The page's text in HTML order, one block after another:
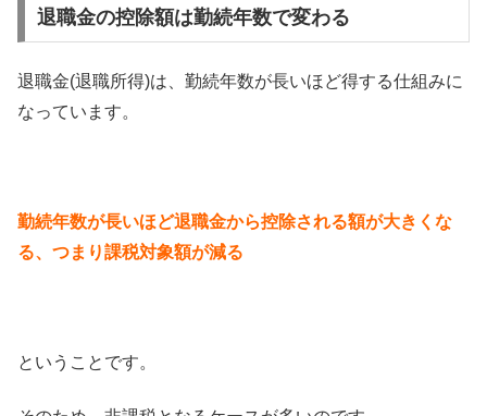
退職金の控除額は勤続年数で変わる
退職金(退職所得)は、勤続年数が長いほど得する仕組みに
なっています。
勤続年数が長いほど退職金から控除される額が大きくな
る、つまり課税対象額が減る
ということです。